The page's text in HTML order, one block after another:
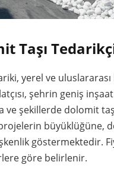
Taşı
yerel ve
şehrin geniş
ve şekillerde dolomit
büyüklüğüne,
göstermektedir.
göre belirlenir.